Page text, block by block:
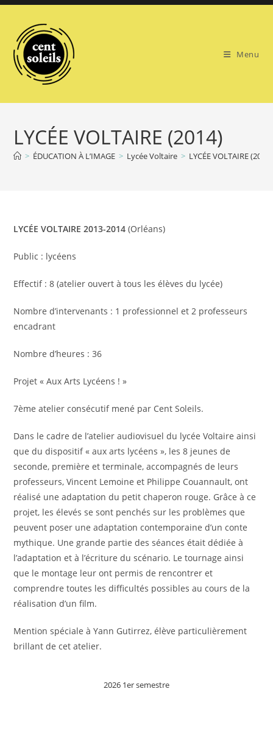
Skip
content
Menu
LYCÉE VOLTAIRE (2014)
> ÉDUCATION À L’IMAGE > Lycée Voltaire > LYCÉE VOLTAIRE (2014)
LYCÉE VOLTAIRE 2013-2014 (Orléans)
Public : lycéens
Effectif : 8 (atelier ouvert à tous les élèves du lycée)
Nombre d’intervenants : 1 professionnel et 2 professeurs
encadrant
Nombre d’heures : 36
Projet « Aux Arts Lycéens ! »
7ème atelier consécutif mené par Cent Soleils.
Dans le cadre de l’atelier audiovisuel du lycée Voltaire ainsi
que du dispositif « aux arts lycéens », les 8 jeunes de
seconde, première et terminale, accompagnés de leurs
professeurs, Vincent Lemoine et Philippe Couannault, ont
réalisé une adaptation du petit chaperon rouge. Grâce à ce
projet, les élevés se sont penchés sur les problèmes que
peuvent poser une adaptation contemporaine d’un conte
mythique. Une grande partie des séances était dédiée à
l’adaptation et à l’écriture du scénario. Le tournage ainsi
que le montage leur ont permis de rencontrer et
comprendre toutes les difficultés possibles au cours de la
réalisation d’un film.
Mention spéciale à Yann Gutirrez, élève particulièrement
brillant de cet atelier.
2026 1er semestre